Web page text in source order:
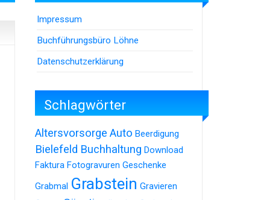
Impressum
Buchführungsbüro Löhne
Datenschutzerklärung
Schlagwörter
Altersvorsorge Auto Beerdigung
Bielefeld Buchhaltung Download
Faktura Fotogravuren Geschenke
Grabmal Grabstein Gravieren